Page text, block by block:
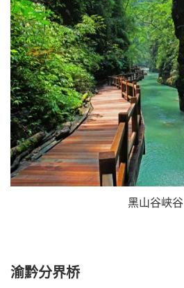
黑山谷峡谷
渝黔分界桥